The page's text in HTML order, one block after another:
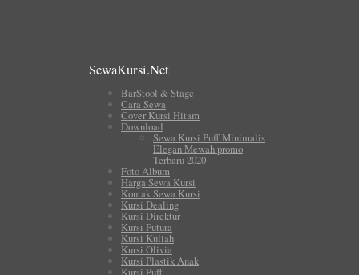
SewaKursi.Net
BarStool & Stage
Cara Sewa
Cover Kursi Hitam
Download
Sewa Kursi Puff Minimalis
Elegan Mewah promo
Terbaru 2020
Foto Album
Harga Sewa Kursi
Kontak Sewa Kursi
Kursi Dealing
Kursi Direktur
Kursi Futura
Kursi Kuliah
Kursi Olivia
Kursi Plastik Anak
Kursi Puff